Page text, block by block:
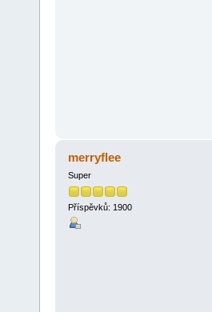
merryflee
Super
Příspěvků: 1900